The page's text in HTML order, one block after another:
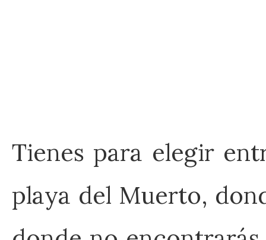
Tienes para elegir
playa del Muerto,